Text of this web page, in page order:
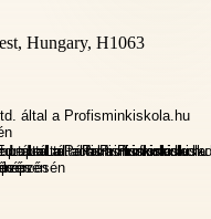
Hungary, H1063